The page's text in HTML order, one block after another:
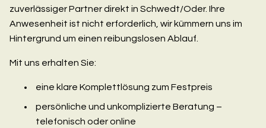
zuverlässiger Partner direkt in Schwedt/Oder. Ihre
Anwesenheit ist nicht erforderlich, wir kümmern uns im
Hintergrund um einen reibungslosen Ablauf.
Mit uns erhalten Sie:
eine klare Komplettlösung zum Festpreis
persönliche und unkomplizierte Beratung –
telefonisch oder online